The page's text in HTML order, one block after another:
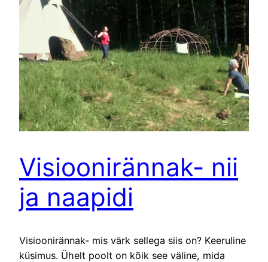
Visioonirännak- nii
ja naapidi
Visioonirännak- mis värk sellega siis on? Keeruline
küsimus. Ühelt poolt on kõik see väline, mida